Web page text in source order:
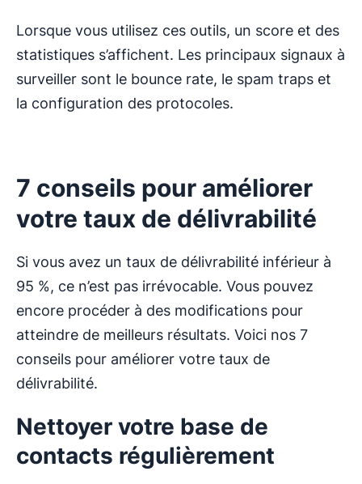
Lorsque vous utilisez ces outils, un score et des
statistiques s’affichent. Les principaux signaux à
surveiller sont le bounce rate, le spam traps et
la configuration des protocoles.
7 conseils pour améliorer
votre taux de délivrabilité
Si vous avez un taux de délivrabilité inférieur à
95 %, ce n’est pas irrévocable. Vous pouvez
encore procéder à des modifications pour
atteindre de meilleurs résultats. Voici nos 7
conseils pour améliorer votre taux de
délivrabilité.
Nettoyer votre base de
contacts régulièrement